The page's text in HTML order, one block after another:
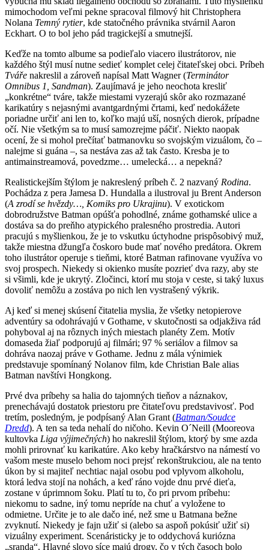
mimochodom veľmi pekne spracoval filmový hit Christophera
Nolana Temný rytier, kde statočného právnika stvárnil Aaron
Eckhart. O to bol jeho pád tragickejší a smutnejší.
Keďže na tomto albume sa podieľalo viacero ilustrátorov, nie
každého štýl musí nutne sedieť komplet celej čitateľskej obci. Príbeh
Tváře nakreslil a zároveň napísal Matt Wagner (Terminátor
Omnibus 1, Sandman). Zaujímavá je jeho neochota kresliť
„konkrétne“ tváre, takže miestami vyzerajú skôr ako rozmazané
karikatúry s nejasnými avantgardnými črtami, keď nedokážete
poriadne určiť ani len to, koľko majú uší, nosných dierok, prípadne
očí. Nie všetkým sa to musí samozrejme páčiť. Niekto naopak
ocení, že si mohol prečítať batmanovku so svojským vizuálom, čo –
nalejme si guána –, sa nestáva zas až tak často. Kresba je to
antimainstreamová, povedzme… umelecká… a nepekná?
Realistickejším štýlom je nakreslený príbeh č. 2 nazvaný Rodina.
Pochádza z pera Jamesa D. Hundalla a ilustroval ju Brent Anderson
(A zrodí se hvězdy…, Komiks pro Ukrajinu). V exotickom
dobrodružstve Batman opúšťa pohodlné, známe gothamské ulice a
dostáva sa do preňho atypického pralesného prostredia. Autori
pracujú s myšlienkou, že je to vskutku úctyhodne prispôsobivý muž,
takže miestna džungľa čoskoro bude mať nového predátora. Okrem
toho ilustrátor operuje s tieňmi, ktoré Batman rafinovane využíva vo
svoj prospech. Niekedy si okienko musíte pozrieť dva razy, aby ste
si všimli, kde je ukrytý. Zločinci, ktorí mu stoja v ceste, si taký luxus
dovoliť nemôžu a zostáva po nich len vystrašený výkrik.
Aj keď si menej skúsení čitatelia myslia, že všetky netopierove
adventúry sa odohrávajú v Gothame, v skutočnosti sa odjakživa rád
pohyboval aj na rôznych iných miestach planéty Zem. Motív
domaseda žiaľ podporujú aj filmári; 97 % seriálov a filmov sa
dohráva naozaj práve v Gothame. Jednu z mála výnimiek
predstavuje spomínaný Nolanov film, kde Christian Bale alias
Batman navštívi Hongkong.
Prvé dva príbehy sa halia do tajomných tieňov a náznakov,
prenechávajú dostatok priestoru pre čitateľovu predstavivosť. Pod
tretím, posledným, je podpísaný Alan Grant (Batman/Soudce
Dredd). A ten sa teda nehalí do ničoho. Kevin O´Neill (Mooreova
kultovka Liga výjimečných) ho nakreslil štýlom, ktorý by sme azda
mohli prirovnať ku karikatúre. Ako keby hračkárstvo na námestí vo
vašom meste muselo behom noci prejsť rekonštrukciou, ale na tento
úkon by si majiteľ nechtiac najal osobu pod vplyvom alkoholu,
ktorá ledva stojí na nohách, a keď ráno vojde dnu prvé dieťa,
zostane v úprimnom šoku. Platí tu to, čo pri prvom príbehu:
niekomu to sadne, iný tomu nepríde na chuť a vyložene to
odmietne. Určite je to ale dačo iné, než sme u Batmana bežne
zvyknutí. Niekedy je fajn užiť si (alebo sa aspoň pokúsiť užiť si)
vizuálny experiment. Scenáristicky je to oddychová kuriózna
„sranda“. Hlavné slovo síce majú drogy, čo v tých časoch bolo